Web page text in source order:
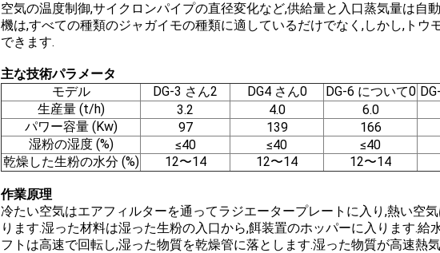
空気の温度制御,サイクロンパイプの直径変化など,供給量と入口蒸気量は自
機は,すべての種類のジャガイモの種類に適しているだけでなく,しかし,トウ
できます.
主な技術パラメータ
モデル
DG-3 さん2 DG4 さん0 DG-6 について0
生産量 (t/h)
3.2 4.0 6.0
パワー容量 (Kw)
97 139 166
湿粉の湿度 (%)
≤40 ≤40 ≤40
乾燥した生粉の水分 (%)
12〜14 12〜14 12〜14
作業原理
冷たい空気はエアフィルターを通ってラジエータープレートに入り,熱い空
ります.湿った材料は湿った生粉の入口から,餌装置のホッパーに入ります.給
フトは高速で回転し,湿った物質を乾燥管に落とします.湿った物質が高速熱